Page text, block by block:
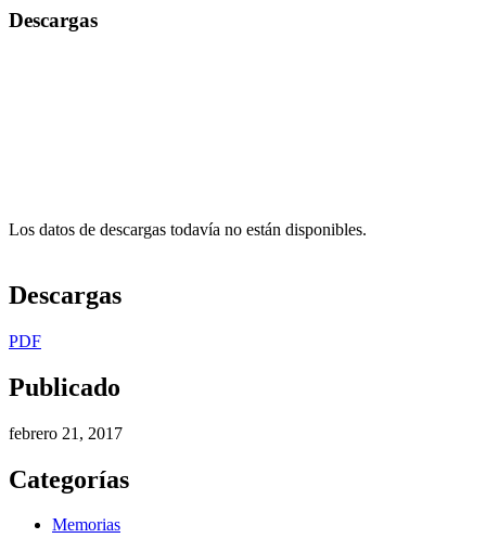
Descargas
Los datos de descargas todavía no están disponibles.
Descargas
PDF
Publicado
febrero 21, 2017
Categorías
Memorias